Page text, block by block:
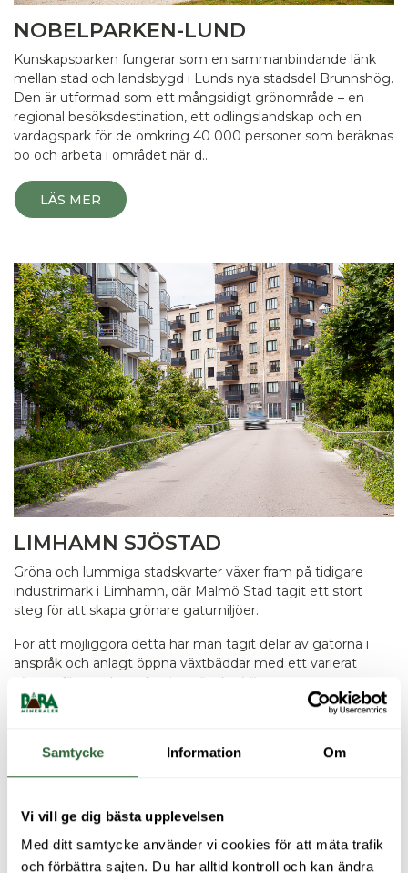
Samtycke Information Om
Vi vill ge dig bästa upplevelsen
Med ditt samtycke använder vi cookies för att mäta trafik
och förbättra sajten. Du har alltid kontroll och kan ändra
NOBELPARKEN-LUND
Kunskapsparken fungerar som en sammanbindande länk
mellan stad och landsbygd i Lunds nya stadsdel Brunnshög.
Den är utformad som ett mångsidigt grönområde – en
regional besöksdestination, ett odlingslandskap och en
vardagspark för de omkring 40 000 personer som beräknas
bo och arbeta i området när d…
LÄS MER
LIMHAMN SJÖSTAD
Gröna och lummiga stadskvarter växer fram på tidigare
industrimark i Limhamn, där Malmö Stad tagit ett stort
steg för att skapa grönare gatumiljöer.
För att möjliggöra detta har man tagit delar av gatorna i
anspråk och anlagt öppna växtbäddar med ett varierat
växtval för att skapa frodig grönska. Vä…